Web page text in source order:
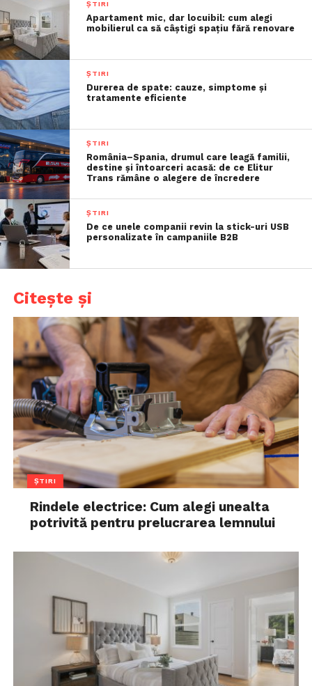
ȘTIRI
Apartament mic, dar locuibil: cum alegi
mobilierul ca să câștigi spațiu fără renovare
ȘTIRI
Durerea de spate: cauze, simptome și
tratamente eficiente
ȘTIRI
România–Spania, drumul care leagă familii,
destine și întoarceri acasă: de ce Elitur
Trans rămâne o alegere de încredere
ȘTIRI
De ce unele companii revin la stick-uri USB
personalizate în campaniile B2B
Citește și
ȘTIRI
Rindele electrice: Cum alegi unealta
potrivită pentru prelucrarea lemnului